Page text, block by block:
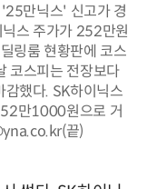
만닉스' 신고가 경
스 주가가 252만원
링룸 현황판에 코스
코스피는 전장보다
했다. SK하이닉스
만1000원으로 거
끝)